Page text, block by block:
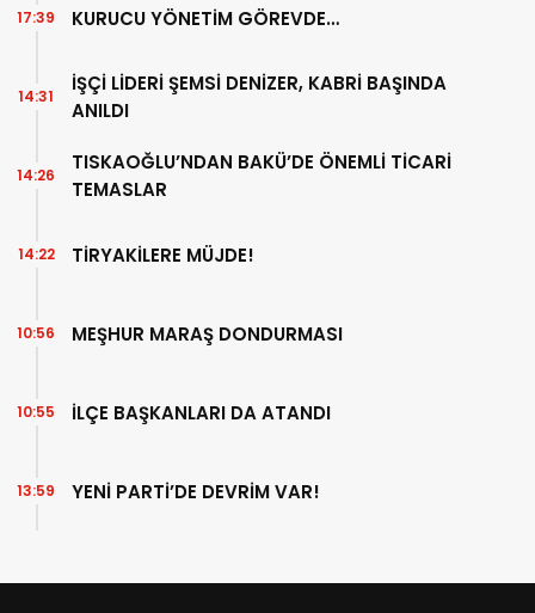
KURUCU YÖNETİM GÖREVDE…
17:39
İŞÇİ LİDERİ ŞEMSİ DENİZER, KABRİ BAŞINDA
ANILDI
14:31
TISKAOĞLU’NDAN BAKÜ’DE ÖNEMLİ TİCARİ
TEMASLAR
14:26
TİRYAKİLERE MÜJDE!
14:22
MEŞHUR MARAŞ DONDURMASI
10:56
İLÇE BAŞKANLARI DA ATANDI
10:55
YENİ PARTİ’DE DEVRİM VAR!
13:59